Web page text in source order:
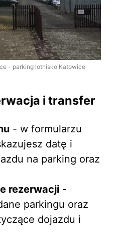
- parking lotnisko Katowice
i transfer
- w formularzu
datę i
na parking oraz
rezerwacji -
parkingu oraz
dojazdu i